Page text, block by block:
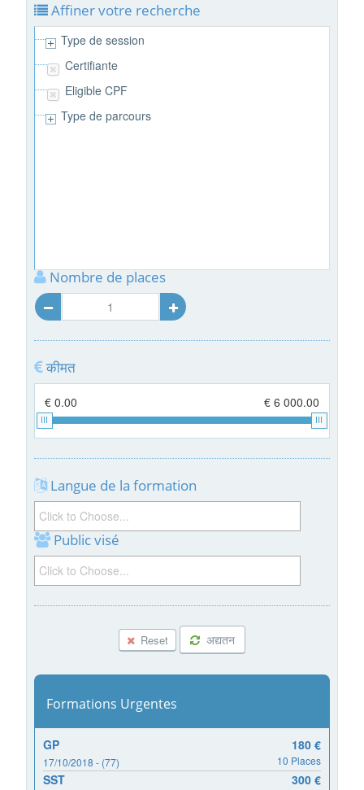
Affiner votre recherche
Type de session
Certifiante
Eligible CPF
Type de parcours
Nombre de places
कीमत
€ 0.00 € 6 000.00
Langue de la formation
Public visé
Reset अद्यतन
Formations Urgentes
GP 180 €
17/10/2018 - (77) 10 Places
SST 300 €